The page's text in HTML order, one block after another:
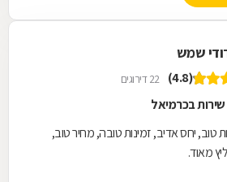
שמש
(4.8) 22 דירוגים
שירות בכרמיאל
טוב, יחס אדיב, זמינות טובה, מחיר טוב,
מאוד.